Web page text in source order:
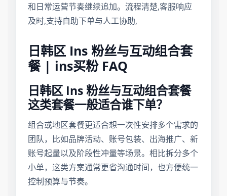
和日常运营节奏继续追加。流程清楚,客服响应
及时,支持自助下单与人工协助,
日韩区 Ins 粉丝与互动组合套
餐 | ins买粉 FAQ
日韩区 Ins 粉丝与互动组合套餐
这类套餐一般适合谁下单？
组合或地区套餐更适合想一次性安排多个需求的
团队，比如品牌活动、账号包装、出海推广、新
账号起量以及阶段性冲量等场景。相比拆分多个
小单，这类方案通常更省沟通时间，也方便统一
控制预算与节奏。